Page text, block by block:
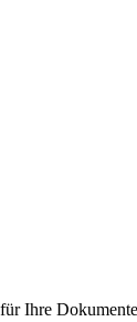
Ihre Dokumente